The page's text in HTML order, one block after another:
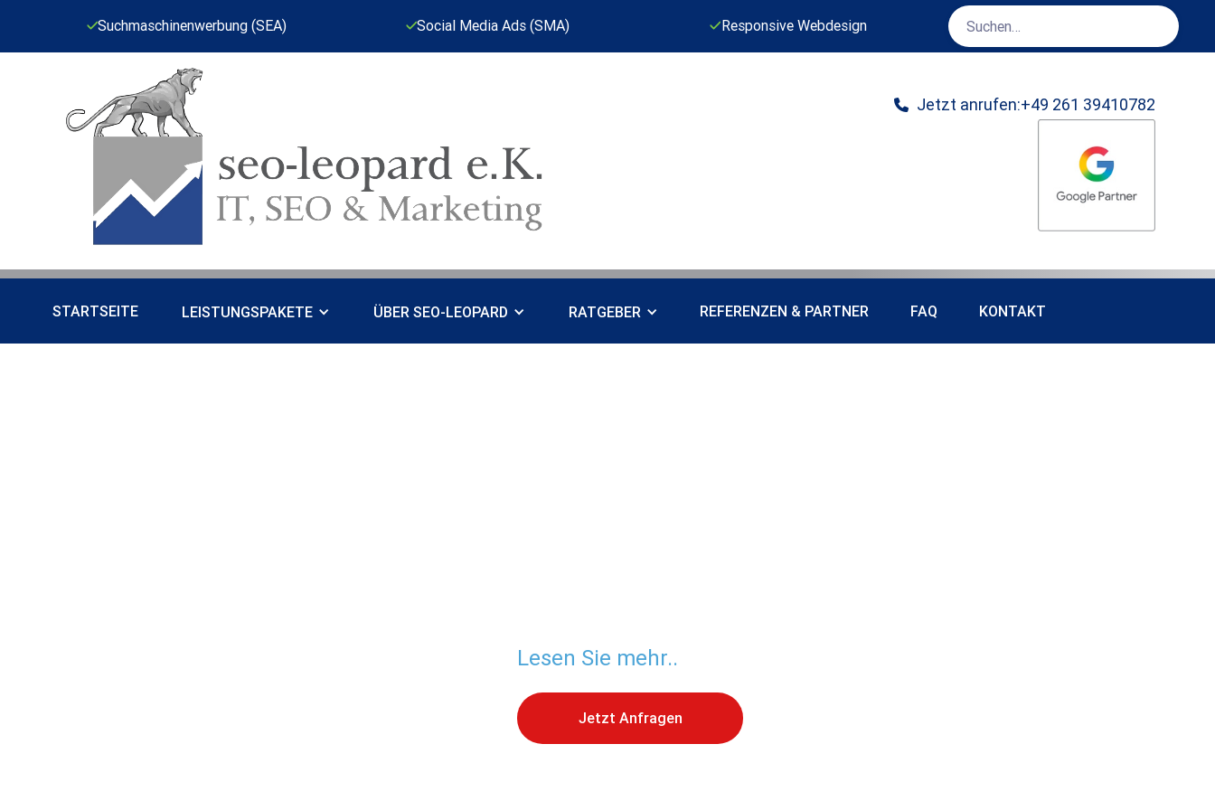
Suchmaschinenwerbung (SEA)
Suchmaschinenwerbung (SEA)
Suchmaschinenwerbung (SEA)
Social Media Ads (SMA)
Suchmaschinenwerbung (SEA)
Responsive Webdesign
Slide 2 of 15.
 Jetzt anrufen:+49 261 39410782
STARTSEITE LEISTUNGSPAKETE ÜBER SEO-LEOPARD RATGEBER REFERENZEN & PARTNER FAQ KONTAKT
Lesen Sie mehr..
Jetzt Anfragen